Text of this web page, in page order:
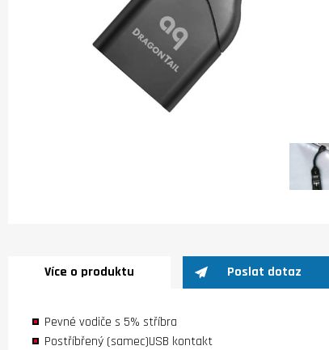
Více o produktu Poslat dotaz
Pevné vodiče s 5% stříbra
Postříbřený (samec)USB kontakt